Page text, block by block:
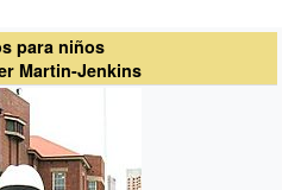
para niños
Martin-Jenkins